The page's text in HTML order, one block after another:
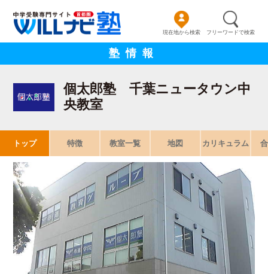
現在地から検索 フリーワードで検索
塾情報
個太郎塾 千葉ニュータウン中
央教室
トップ 特徴 教室一覧 地図 カリキュラム